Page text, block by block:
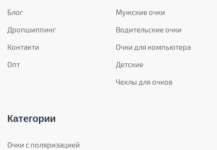
Блог
Дропшиппинг
Контакти
Опт
Мужские очки
Водительские очки
Очки для компьютера
Детские
Чехлы для очков
Категории
Очки с поляризацией